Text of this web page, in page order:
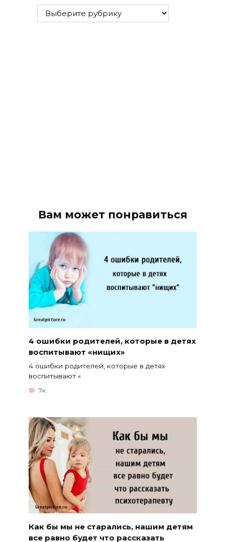
Все
рубрики
Вам может понравиться
4 ошибки родителей, которые в детях
воспитывают «нищих»
4 ошибки родителей, которые в детях
воспитывают «
7к.
Как бы мы не старались, нашим детям
все равно будет что рассказать